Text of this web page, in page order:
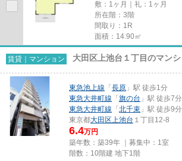
敷：1ヶ月｜礼：1ヶ月
所在階：3階
間取り：1R
面積：14.90㎡
賃貸｜マンション 大田区上池台１丁目のマン
東急池上線 「 長原 」駅 徒歩1分
東急大井町線 「 旗の台 」駅 徒歩7分
東急大井町線 「 北千束 」駅 徒歩9分
東京都大田区上池台 １丁目12-8
6.4万円
築年数：築39年 ｜募集中： 1室
階数：10階建 地下1階